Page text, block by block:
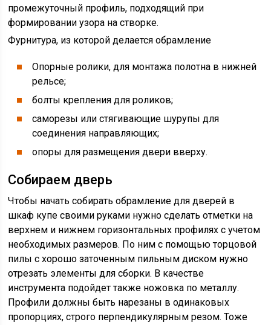
промежуточный профиль, подходящий при
формировании узора на створке.
Фурнитура, из которой делается обрамление
Опорные ролики, для монтажа полотна в нижней
рельсе;
болты крепления для роликов;
саморезы или стягивающие шурупы для
соединения направляющих;
опоры для размещения двери вверху.
Собираем дверь
Чтобы начать собирать обрамление для дверей в
шкаф купе своими руками нужно сделать отметки на
верхнем и нижнем горизонтальных профилях с учетом
необходимых размеров. По ним с помощью торцовой
пилы с хорошо заточенным пильным диском нужно
отрезать элементы для сборки. В качестве
инструмента подойдет также ножовка по металлу.
Профили должны быть нарезаны в одинаковых
пропорциях, строго перпендикулярным резом. Тоже